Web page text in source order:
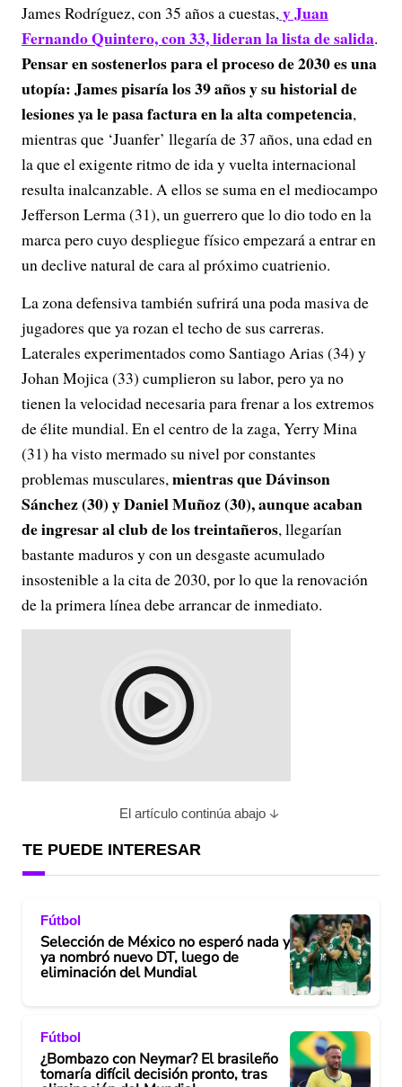
James Rodríguez, con 35 años a cuestas,y Juan
Fernando Quintero, con 33, lideran la lista de salida.
Pensar en sostenerlos para el proceso de 2030 es una
utopía: James pisaría los 39 años y su historial de
lesiones ya le pasa factura en la alta competencia,
mientras que ‘Juanfer’ llegaría de 37 años, una edad en
la que el exigente ritmo de ida y vuelta internacional
resulta inalcanzable. A ellos se suma en el mediocampo
Jefferson Lerma (31), un guerrero que lo dio todo en la
marca pero cuyo despliegue físico empezará a entrar en
un declive natural de cara al próximo cuatrienio.
La zona defensiva también sufrirá una poda masiva de
jugadores que ya rozan el techo de sus carreras.
Laterales experimentados como Santiago Arias (34) y
Johan Mojica (33) cumplieron su labor, pero ya no
tienen la velocidad necesaria para frenar a los extremos
de élite mundial. En el centro de la zaga, Yerry Mina
(31) ha visto mermado su nivel por constantes
problemas musculares,mientras que Dávinson
Sánchez (30) y Daniel Muñoz (30), aunque acaban
de ingresar al club de los treintañeros, llegarían
bastante maduros y con un desgaste acumulado
insostenible a la cita de 2030, por lo que la renovación
de la primera línea debe arrancar de inmediato.
El artículo continúa abajo
TE PUEDE INTERESAR
Fútbol
Selección de México no esperó nada y
ya nombró nuevo DT, luego de
eliminación del Mundial
Fútbol
¿Bombazo con Neymar? El brasileño
tomaría difícil decisión pronto, tras